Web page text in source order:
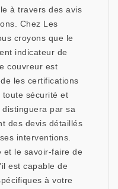
à travers des avis
Chez Les
croyons que le
indicateur de
couvreur est
les certifications
toute sécurité et
par sa
des devis détaillés
interventions.
et le savoir-faire de
est capable de
à votre